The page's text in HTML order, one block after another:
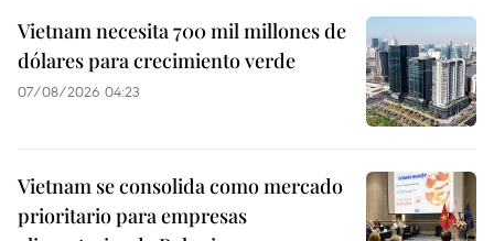
Vietnam necesita 700 mil millones de
dólares para crecimiento verde
07/08/2026 04:23
Vietnam se consolida como mercado
prioritario para empresas